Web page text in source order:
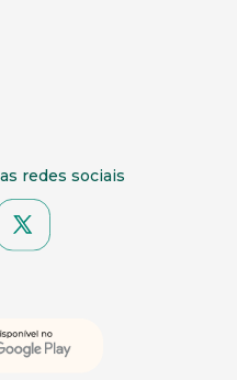
redes sociais